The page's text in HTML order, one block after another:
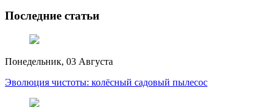
Последние статьи
Понедельник, 03 Августа
Эволюция чистоты: колёсный садовый пылесос